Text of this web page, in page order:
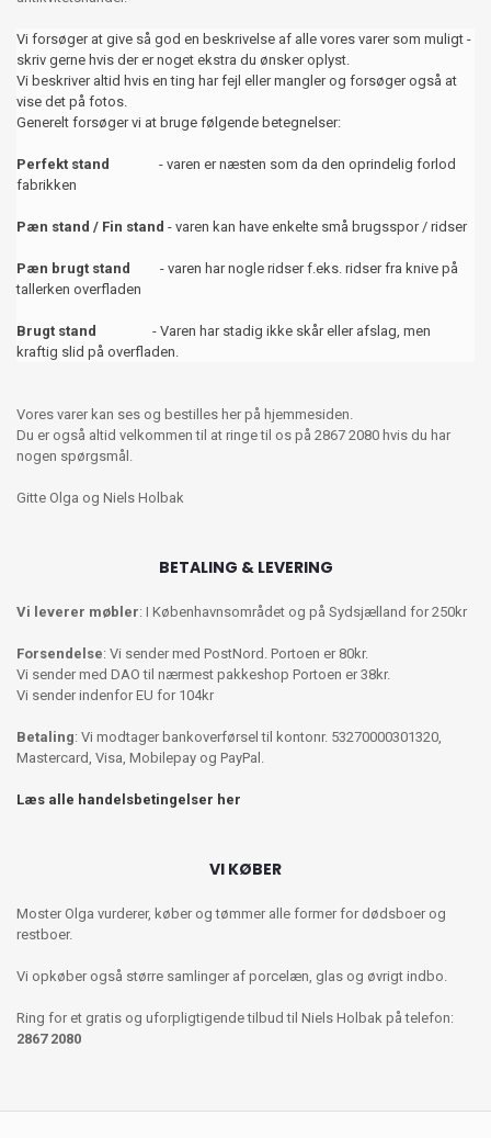
Vi forsøger at give så god en beskrivelse af alle vores varer som muligt -
skriv gerne hvis der er noget ekstra du ønsker oplyst.
Vi beskriver altid hvis en ting har fejl eller mangler og forsøger også at
vise det på fotos.
Generelt forsøger vi at bruge følgende betegnelser:
Perfekt stand - varen er næsten som da den oprindelig forlod
fabrikken
Pæn stand / Fin stand - varen kan have enkelte små brugsspor / ridser
Pæn brugt stand
- varen har nogle ridser f.eks. ridser fra knive på
tallerken overfladen
Brugt stand
- Varen har stadig ikke skår eller afslag, men
kraftig slid på overfladen.
Vores varer kan ses og bestilles her på hjemmesiden.
Du er også altid velkommen til at ringe til os på 2867 2080 hvis du har
nogen spørgsmål.
Gitte Olga og Niels Holbak
BETALING & LEVERING
Vi leverer møbler: I Københavnsområdet og på Sydsjælland for 250kr
Forsendelse: Vi sender med PostNord. Portoen er 80kr.
Vi sender med DAO til nærmest pakkeshop Portoen er 38kr.
Vi sender indenfor EU for 104kr
Betaling: Vi modtager bankoverførsel til kontonr. 53270000301320,
Mastercard, Visa, Mobilepay og PayPal.
Læs alle handelsbetingelser her
VI KØBER
Moster Olga vurderer, køber og tømmer alle former for dødsboer og
restboer.
Vi opkøber også større samlinger af porcelæn, glas og øvrigt indbo.
Ring for et gratis og uforpligtigende tilbud til Niels Holbak på telefon:
2867 2080